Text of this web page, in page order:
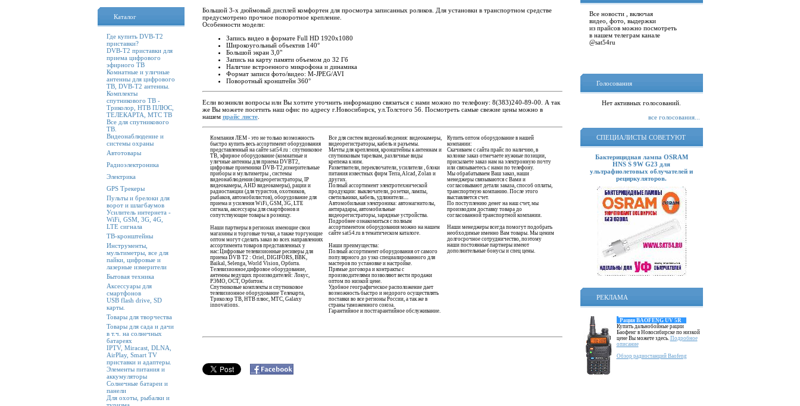
Каталог
Где купить DVB-T2
приставки?
DVB-T2 приставки для
приема цифрового
эфирного ТВ
Комнатные и уличные
антенны для цифрового
ТВ, DVB-T2 антенны.
Комплекты
спутникового ТВ -
Триколор, НТВ ПЛЮС,
ТЕЛЕКАРТА, МТС ТВ
Все для спутникового
ТВ.
Видеонаблюдение и
системы охраны
Автотовары
Радиоэлектроника
Электрика
GPS Трекеры
Пульты и брелоки для
ворот и шлагбаумов
Усилитель интернета -
WiFi, GSM, 3G, 4G,
LTE сигнала
ТВ-кронштейны
Инструменты,
мультиметры, все для
пайки, цифровые и
лазерные измерители
Бытовая техника
Аксессуары для
смартфонов
USB flash drive, SD
карты.
Товары для творчества
Товары для сада и дачи
в т.ч. на солнечных
батареях
IPTV, Miracast, DLNA,
AirPlay, Smart TV
приставки и адаптеры.
Элементы питания и
аккумуляторы
Солнечные батареи и
панели
Для охоты, рыбалки и
Большой 3-х дюймовый дисплей комфортен для просмотра записанных роликов. Для установки в транспортном средстве
предусмотрено прочное поворотное крепление.
Особенности модели:
Запись видео в формате Full HD 1920x1080
Широкоугольный объектив 140°
Большой экран 3,0"
Запись на карту памяти объемом до 32 Гб
Наличие встроенного микрофона и динамика
Формат записи фото/видео: M-JPEG/AVI
Поворотный кронштейн 360°
Если возникли вопросы или Вы хотите уточнить информацию связаться с нами можно по телефону: 8(383)240-89-00. А так
же Вы можете посетить наш офис по адресу г.Новосибирск, ул.Толстого 56. Посмотреть самые свежие цены можно в
нашем прайс листе.
Компания ЛЕМ - это не только возможность
быстро купить весь ассортимент оборудования
представленный на сайте sat54.ru : спутниковое
ТВ, эфирное оборудование (комнатные и
уличные антенны для приема DVBT2,
цифровые приемники DVB-T2,измерительные
приборы и мультиметры , системы
видеонаблюдения (видеорегистраторы, IP
видеокамеры, AHD видеокамеры), рации и
радиостанции (для туристов, охотников,
рыбаков, автомобилистов), оборудование для
приема и усиления WiFi, GSM, 3G, LTE
сигнала, аксессуары для смартфонов и
сопутствующие товары в розницу.
Наши партнеры в регионах имеющие свои
магазины и торговые точки, а также торгующие
оптом могут сделать заказ во всех направлениях
ассортимента товаров представленных у
нас:Цифровые телевизионные ресиверы для
приема DVB T2 : Oriel, DIGIFORS, BBK,
Baikal, Selenga, World Vision, Орбита.
Телевизионное,цифровое оборудование,
антенны ведущих производителей: Локус,
РЭМО, ОСТ, Орбитон.
Спутниковые комплекты и спутниковое
телевизионное оборудование Телекарта,
Триколор ТВ, НТВ плюс, МТС, Galaxy
innovations.
Все для систем видеонаблюдения: видеокамеры,
видеорегистраторы, кабель и разъемы.
Мачты для крепления, кронштейны к антеннам и
спутниковым тарелкам, различные виды
крепежа к ним.
Разветвители, переключатели, усилители , блоки
питания известных фирм Terra, Alcad, Zolan и
других.
Полный ассортимент электротехнической
продукции: выключатели, розетки, лампы,
светильники, кабель, удлинители....
Автомобильная электроника: автомагнитолы,
антирадары, автомобильные
видеорегистраторы, зарядные устройства.
Подробнее ознакомиться с полным
ассортиментом оборудования можно на нашем
сайте sat54.ru в тематическом каталоге.
Наши преимущества:
Полный ассортимент оборудования от самого
популярного до узко специалированного для
мастеров по установке и настройке.
Прямые договора и контракты с
производителями позволяют вести продажи
оптом по низкой цене.
Удобное географическое расположение дает
возможность быстро и недорого осуществлять
поставки во все регионы России, а так же в
страны таможенного союза.
Гарантийное и постгарантийное обслуживание.
Купить оптом оборудование в нашей
компании:
Скачиваем с сайта прайс по наличию, в
колонке заказ отмечаете нужные позиции,
присылаете заказ нам на электронную почту
или связываетесь с нами по телефону.
Мы обрабатываем Ваш заказ, наши
менеджеры связываются с Вами и
согласовывают детали заказа, способ оплаты,
транспортную компанию. После этого
выставляется счет.
По поступлению денег на наш счет, мы
производим доставку товара до
согласованной транспортной компании.
Наши менеджеры всегда помогут подобрать
необходимые именно Вам товары. Мы ценим
долгосрочное сотрудничество, поэтому
наши постоянные партнеры имеют
дополнительные бонусы и спец цены.
Все новости , включая
видео, фото, выдержки
из прайсов можно посмотреть
в нашем телеграм канале
@sat54ru
Голосования
Нет активных голосований.
все голосования...
СПЕЦИАЛИСТЫ СОВЕТУЮТ
Бактерицидная лампа OSRAM
HNS S 9W G23 для
ультрафиолетовых облучателей и
рециркуляторов.
РЕКЛАМА
Рация BAOFENG UV 5R
Купить дальнобойные рации
Баофенг в Новосибирске по низкой
цене Вы можете здесь. Подробное
описание
Обзор радиостанций Baofeng